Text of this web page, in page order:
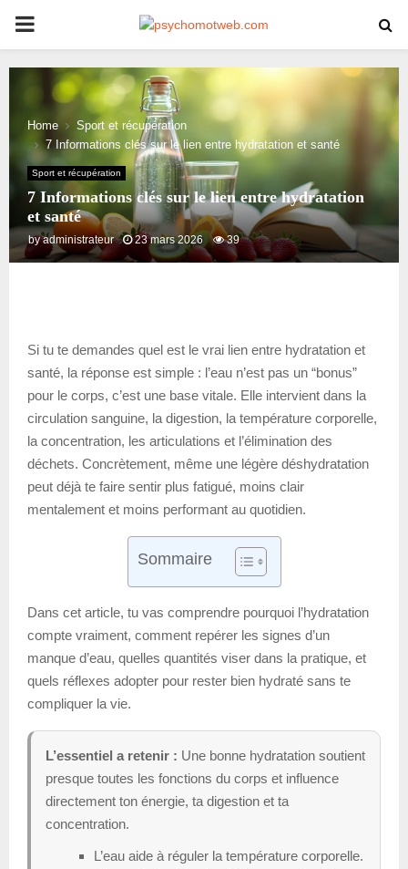
PRIMARY
MENU
Home
Sport et récupération
7 Informations clés sur le lien entre hydratation et santé
Sport et récupération
7 Informations clés sur le lien entre hydratation
et santé
byadministrateur 23 mars 2026 39
Si tu te demandes quel est le vrai lien entre hydratation et
santé, la réponse est simple : l’eau n’est pas un “bonus”
pour le corps, c’est une base vitale. Elle intervient dans la
circulation sanguine, la digestion, la température corporelle,
la concentration, les articulations et l’élimination des
déchets. Concrètement, même une légère déshydratation
peut déjà te faire sentir plus fatigué, moins clair
mentalement et moins performant au quotidien.
Sommaire
Dans cet article, tu vas comprendre pourquoi l’hydratation
compte vraiment, comment repérer les signes d’un
manque d’eau, quelles quantités viser dans la pratique, et
quels réflexes adopter pour rester bien hydraté sans te
compliquer la vie.
L’essentiel a retenir : Une bonne hydratation soutient
presque toutes les fonctions du corps et influence
directement ton énergie, ta digestion et ta
concentration.
L’eau aide à réguler la température corporelle.